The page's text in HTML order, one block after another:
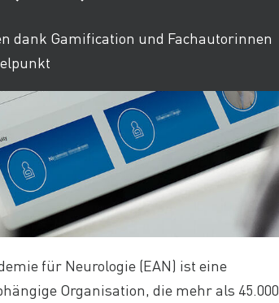
dank Gamification und Fachautorinnen
für Neurologie (EAN) ist eine
Organisation, die mehr als 45.000